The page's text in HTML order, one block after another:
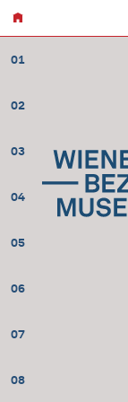
01
02
03
04
05
06
07
08